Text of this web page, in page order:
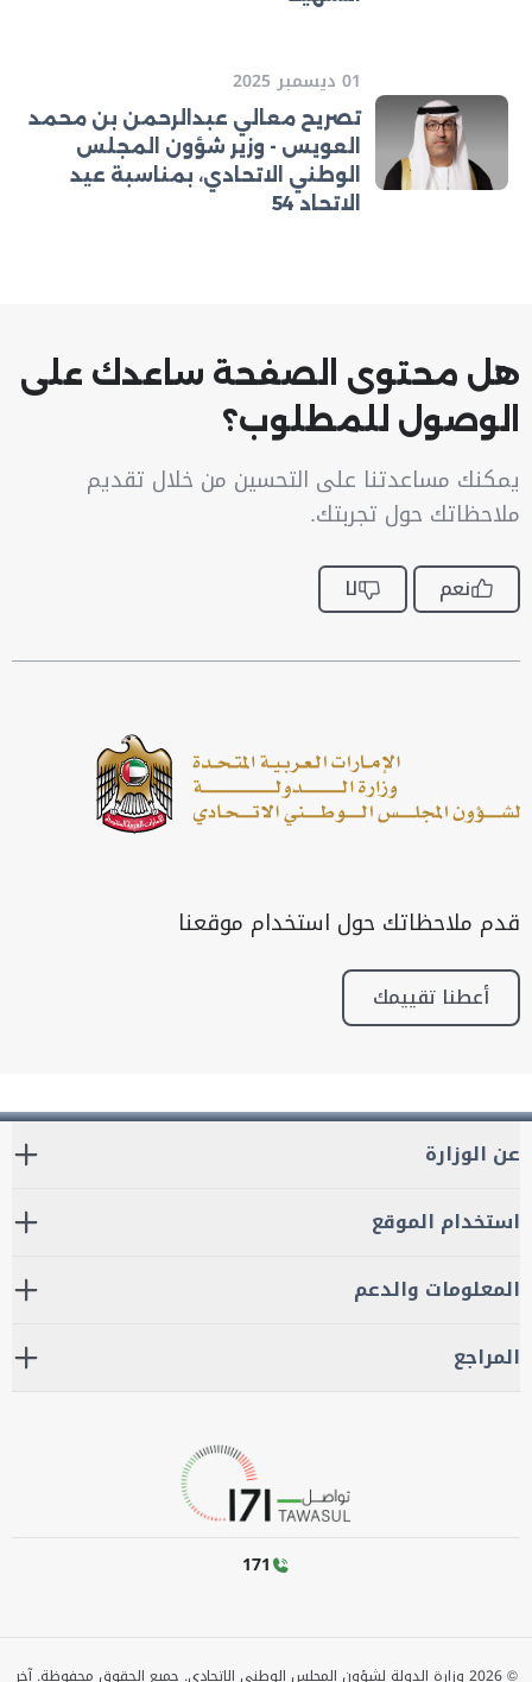
01 ديسمبر 2025
تصريح معالي عبدالرحمن بن محمد
العويس - وزير شؤون المجلس
الوطني الاتحادي، بمناسبة عيد
الاتحاد 54
هل محتوى الصفحة ساعدك على
الوصول للمطلوب؟
يمكنك مساعدتنا على التحسين من خلال تقديم
ملاحظاتك حول تجربتك.
نعم لا
قدم ملاحظاتك حول استخدام موقعنا
أعطنا تقييمك
عن الوزارة
استخدام الموقع
المعلومات والدعم
المراجع
171
©
2026 وزارة الدولة لشؤون المجلس الوطني الاتحادي. جميع الحقوق محفوظة.آخر